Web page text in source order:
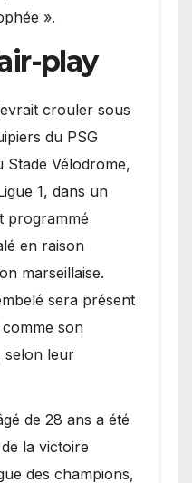
».
play
crouler sous
du PSG
Vélodrome,
1, dans un
programmé
en raison
marseillaise.
sera présent
son
selon leur
de 28 ans a été
la victoire
des champions,